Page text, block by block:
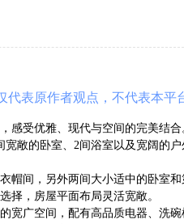
表原作者观点，不代表本平
感受优雅、现代与空间的完美结
敞的卧室、2间浴室以及宽阔的户
帽间，另外两间大小适中的卧室
择，房屋平面布局灵活宽敞。
宽广空间，配有高品质电器、洗